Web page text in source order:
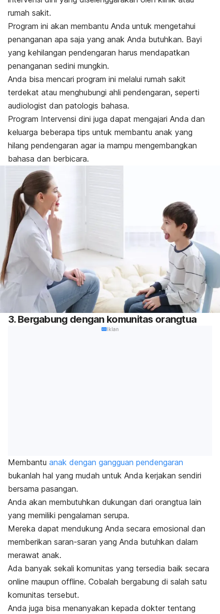
rumah sakit.
Program ini akan membantu Anda untuk mengetahui
penanganan apa saja yang anak Anda butuhkan. Bayi
yang kehilangan pendengaran harus mendapatkan
penanganan sedini mungkin.
Anda bisa mencari program ini melalui rumah sakit
terdekat atau menghubungi ahli pendengaran, seperti
audiologist dan patologis bahasa.
Program Intervensi dini juga dapat mengajari Anda dan
keluarga beberapa tips untuk membantu anak yang
hilang pendengaran agar ia mampu mengembangkan
bahasa dan berbicara.
3. Bergabung dengan komunitas orangtua
Iklan
Membantu anak dengan gangguan pendengaran
bukanlah hal yang mudah untuk Anda kerjakan sendiri
bersama pasangan.
Anda akan membutuhkan dukungan dari orangtua lain
yang memiliki pengalaman serupa.
Mereka dapat mendukung Anda secara emosional dan
memberikan saran-saran yang Anda butuhkan dalam
merawat anak.
Ada banyak sekali komunitas yang tersedia baik secara
online maupun offline. Cobalah bergabung di salah satu
komunitas tersebut.
Anda juga bisa menanyakan kepada dokter tentang